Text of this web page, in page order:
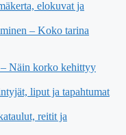
elokuvat ja
– Koko tarina
Näin korko kehittyy
liput ja tapahtumat
reitit ja